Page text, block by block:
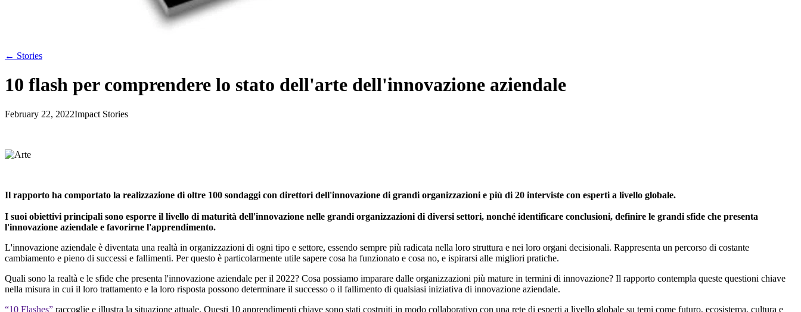
← Stories
10 flash per comprendere lo stato dell'arte dell'innovazione aziendale
February 22, 2022Impact Stories
Il rapporto ha comportato la realizzazione di oltre 100 sondaggi con direttori dell'innovazione di grandi organizzazioni e più di 20 interviste con esperti a livello globale.
I suoi obiettivi principali sono esporre il livello di maturità dell'innovazione nelle grandi organizzazioni di diversi settori, nonché identificare conclusioni, definire le grandi sfide che presenta
l'innovazione aziendale e favorirne l'apprendimento.
L'innovazione aziendale è diventata una realtà in organizzazioni di ogni tipo e settore, essendo sempre più radicata nella loro struttura e nei loro organi decisionali. Rappresenta un percorso di costante
cambiamento e pieno di successi e fallimenti. Per questo è particolarmente utile sapere cosa ha funzionato e cosa no, e ispirarsi alle migliori pratiche.
Quali sono la realtà e le sfide che presenta l'innovazione aziendale per il 2022? Cosa possiamo imparare dalle organizzazioni più mature in termini di innovazione? Il rapporto contempla queste questioni chiave
nella misura in cui il loro trattamento e la loro risposta possono determinare il successo o il fallimento di qualsiasi iniziativa di innovazione aziendale.
“10 Flashes” raccoglie e illustra la situazione attuale. Questi 10 apprendimenti chiave sono stati costruiti in modo collaborativo con una rete di esperti a livello globale su temi come futuro, ecosistema, cultura e